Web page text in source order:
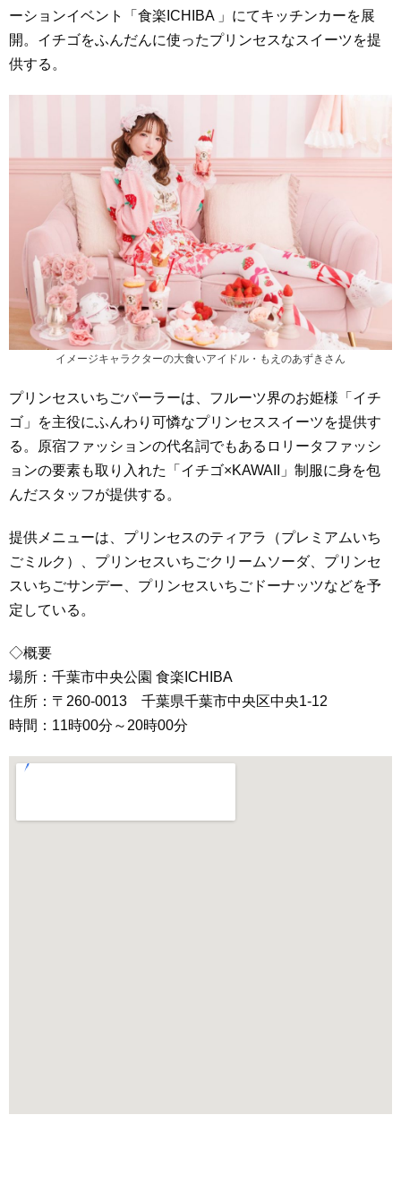
ーションイベント「食楽ICHIBA 」にてキッチンカーを展
開。イチゴをふんだんに使ったプリンセスなスイーツを提
供する。
イメージキャラクターの大食いアイドル・もえのあずきさん
プリンセスいちごパーラーは、フルーツ界のお姫様「イチ
ゴ」を主役にふんわり可憐なプリンセススイーツを提供す
る。原宿ファッションの代名詞でもあるロリータファッシ
ョンの要素も取り入れた「イチゴ×KAWAII」制服に身を包
んだスタッフが提供する。
提供メニューは、プリンセスのティアラ（プレミアムいち
ごミルク）、プリンセスいちごクリームソーダ、プリンセ
スいちごサンデー、プリンセスいちごドーナッツなどを予
定している。
◇概要
場所：千葉市中央公園 食楽ICHIBA
住所：〒260-0013 千葉県千葉市中央区中央1-12
時間：11時00分～20時00分